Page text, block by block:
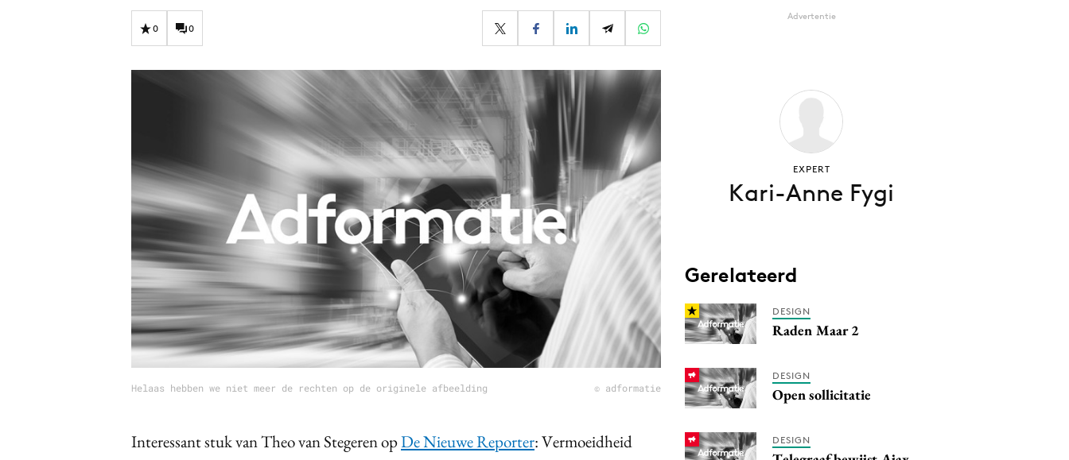
Effectiviteit
Gedragsverandering
Influencer marketing
Interne communicatie
Martech
Merkstrategie
PR
Programmatic
Purpose Marketing
Reputatie & crisis
0 0
Helaas hebben we niet meer de rechten op de originele afbeelding © adformatie
Interessant stuk van Theo van Stegeren opDe Nieuwe Reporter: Vermoeidheid
Advertentie
EXPERT
Kari-Anne Fygi
Gerelateerd
DESIGN
Raden Maar 2
DESIGN
Open sollicitatie
DESIGN